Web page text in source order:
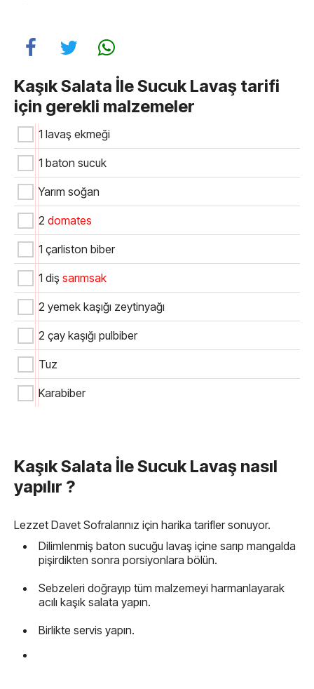
Kaşık Salata İle Sucuk Lavaş tarifi
için gerekli malzemeler
1 lavaş ekmeği
1 baton sucuk
Yarım soğan
2 domates
1 çarliston biber
1 diş sarımsak
2 yemek kaşığı zeytinyağı
2 çay kaşığı pulbiber
Tuz
Karabiber
Kaşık Salata İle Sucuk Lavaş nasıl
yapılır ?
Lezzet Davet Sofralarınız için harika tarifler sonuyor.
Dilimlenmiş baton sucuğu lavaş içine sarıp mangalda
pişirdikten sonra porsiyonlara bölün.
Sebzeleri doğrayıp tüm malzemeyi harmanlayarak
acılı kaşık salata yapın.
Birlikte servis yapın.